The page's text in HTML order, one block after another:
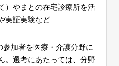
）やまとの在宅診療所を活
実証実験など
参加者を医療・介護分野に
。選考にあたっては、分野